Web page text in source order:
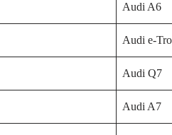
Audi A6
Audi e-
Audi Q7
Audi A7